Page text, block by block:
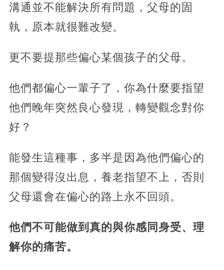
溝通並不能解決所有問題，父母的固
執，原本就很難改變。
更不要提那些偏心某個孩子的父母。
他們都偏心一輩子了，你為什麼要指望
他們晚年突然良心發現，轉變觀念對你
好？
能發生這種事，多半是因為他們偏心的
那個變得沒出息，養老指望不上，否則
父母還會在偏心的路上永不回頭。
他們不可能做到真的與你感同身受、理
解你的痛苦。